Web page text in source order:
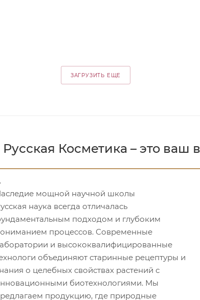
ЗАГРУЗИТЬ ЕЩЕ
Косметика – это ваш
мощной научной школы
наука всегда отличалась
подходом и глубоким
процессов. Современные
и высококвалифицированные
объединяют старинные рецептуры и
о целебных свойствах растений с
биотехнологиями. Мы
продукцию, где природные